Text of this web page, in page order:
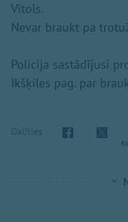
Vītols.
Nevar braukt pa
Policija sastādījusi
Ikšķiles pag. par
Dalīties